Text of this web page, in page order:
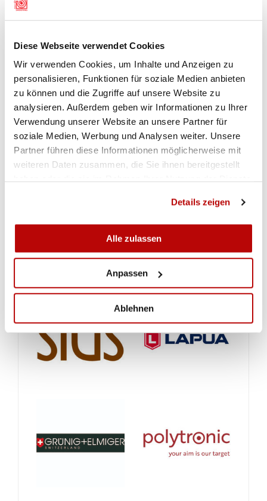
Diese Webseite verwendet Cookies
Wir verwenden Cookies, um Inhalte und Anzeigen zu
personalisieren, Funktionen für soziale Medien anbieten
zu können und die Zugriffe auf unsere Website zu
analysieren. Außerdem geben wir Informationen zu Ihrer
Verwendung unserer Website an unsere Partner für
soziale Medien, Werbung und Analysen weiter. Unsere
Partner führen diese Informationen möglicherweise mit
weiteren Daten zusammen, die Sie ihnen bereitgestellt
Details zeigen
Alle zulassen
Anpassen
Ablehnen
Michèle Bertschi, Bubendorf BL, née en 2000
Fusil300m Messieurs
Gilles Dufaux , Granges-Paccot FR, né en 1994
Pascal Bachmann , Wila ZH, né en 1996
Sandro Greuter, Heiligkreuz SG, né en 1993